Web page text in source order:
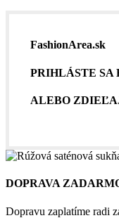
FashionArea.sk
PRIHLÁSTE SA
ALEBO
DOPRAVA
Dopravu zaplatíme radi